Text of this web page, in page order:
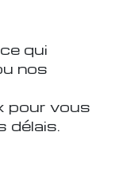
qui
nos
pour vous
délais.